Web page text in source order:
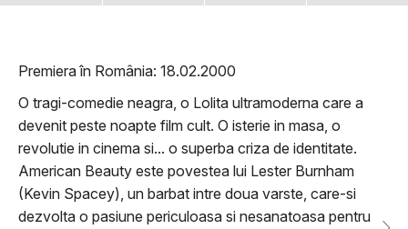
Premiera în România: 18.02.2000
O tragi-comedie neagra, o Lolita ultramoderna care a
devenit peste noapte film cult. O isterie in masa, o
revolutie in cinema si... o superba criza de identitate.
American Beauty este povestea lui Lester Burnham
(Kevin Spacey), un barbat intre doua varste, care-si
dezvolta o pasiune periculoasa si nesanatoasa pentru